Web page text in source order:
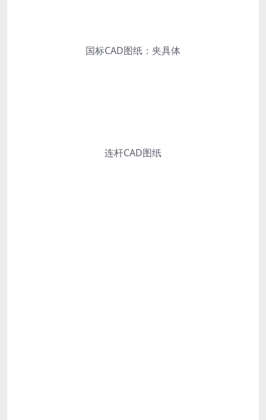
国标CAD图纸：夹具体
连杆CAD图纸